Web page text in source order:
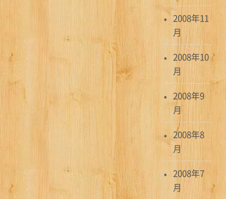
2008年11
月
2008年10
月
2008年9
月
2008年8
月
2008年7
月